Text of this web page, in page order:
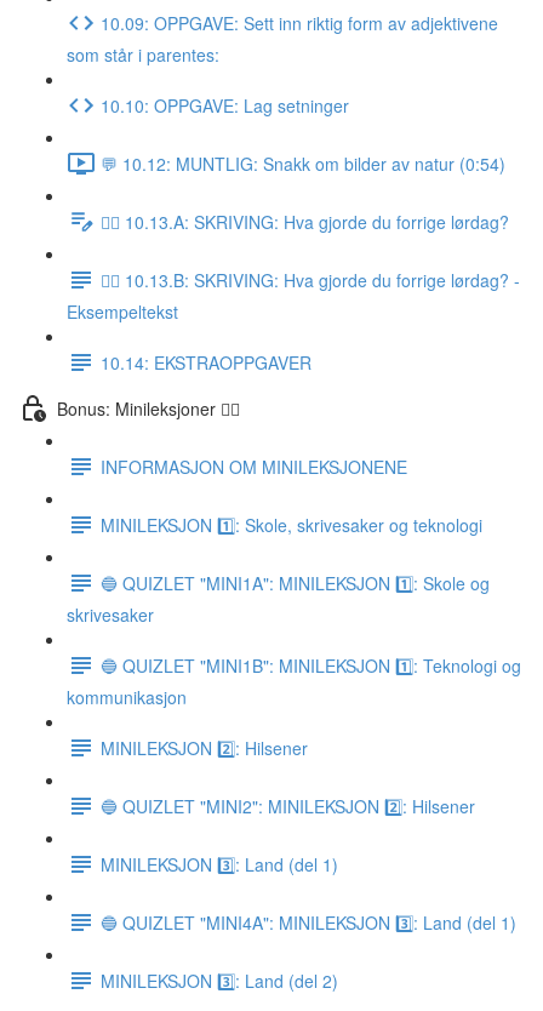
10.09: OPPGAVE: Sett inn riktig form av adjektivene
som står i parentes:
10.10: OPPGAVE: Lag setninger
💬 10.12: MUNTLIG: Snakk om bilder av natur (0:54)
✍🏼 10.13.A: SKRIVING: Hva gjorde du forrige lørdag?
✍🏼 10.13.B: SKRIVING: Hva gjorde du forrige lørdag? -
Eksempeltekst
10.14: EKSTRAOPPGAVER
Bonus: Minileksjoner 👌🏻
INFORMASJON OM MINILEKSJONENE
MINILEKSJON 1️⃣: Skole, skrivesaker og teknologi
🔵 QUIZLET "MINI1A": MINILEKSJON 1️⃣: Skole og
skrivesaker
🔵 QUIZLET "MINI1B": MINILEKSJON 1️⃣: Teknologi og
kommunikasjon
MINILEKSJON 2️⃣: Hilsener
🔵 QUIZLET "MINI2": MINILEKSJON 2️⃣: Hilsener
MINILEKSJON 3️⃣: Land (del 1)
🔵 QUIZLET "MINI4A": MINILEKSJON 3️⃣: Land (del 1)
MINILEKSJON 3️⃣: Land (del 2)